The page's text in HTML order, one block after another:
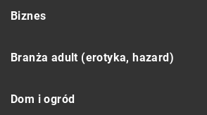
Biznes
Branża adult (erotyka, hazard)
Dom i ogród